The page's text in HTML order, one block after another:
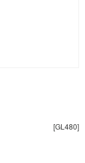
[GL480]